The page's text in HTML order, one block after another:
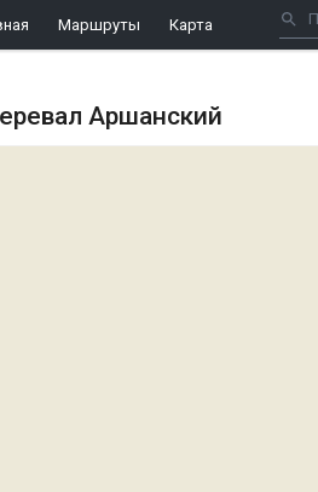
Маршруты Карта
Аршанский